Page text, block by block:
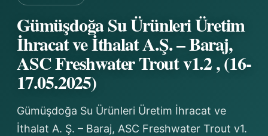
Gümüşdoğa Su Ürünleri Üretim
İhracat ve İthalat A.Ş. – Baraj,
ASC Freshwater Trout v1.2 , (16-
17.05.2025)
Gümüşdoğa Su Ürünleri Üretim İhracat ve
İthalat A. Ş. – Baraj, ASC Freshwater Trout v1.